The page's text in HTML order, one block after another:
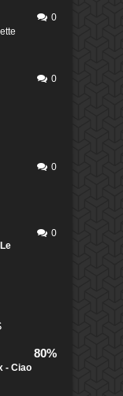
0
0
0
0
- Ciao
80%